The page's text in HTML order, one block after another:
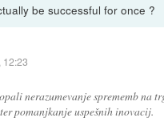
be successful for once ?
12:23
nerazumevanje sprememb na
pomanjkanje uspešnih inovacij.